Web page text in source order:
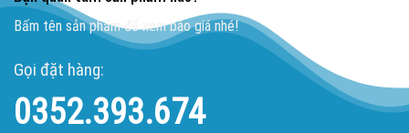
Bấm tên sản phẩm để xem báo giá nhé!
Gọi đặt hàng:
0352.393.674